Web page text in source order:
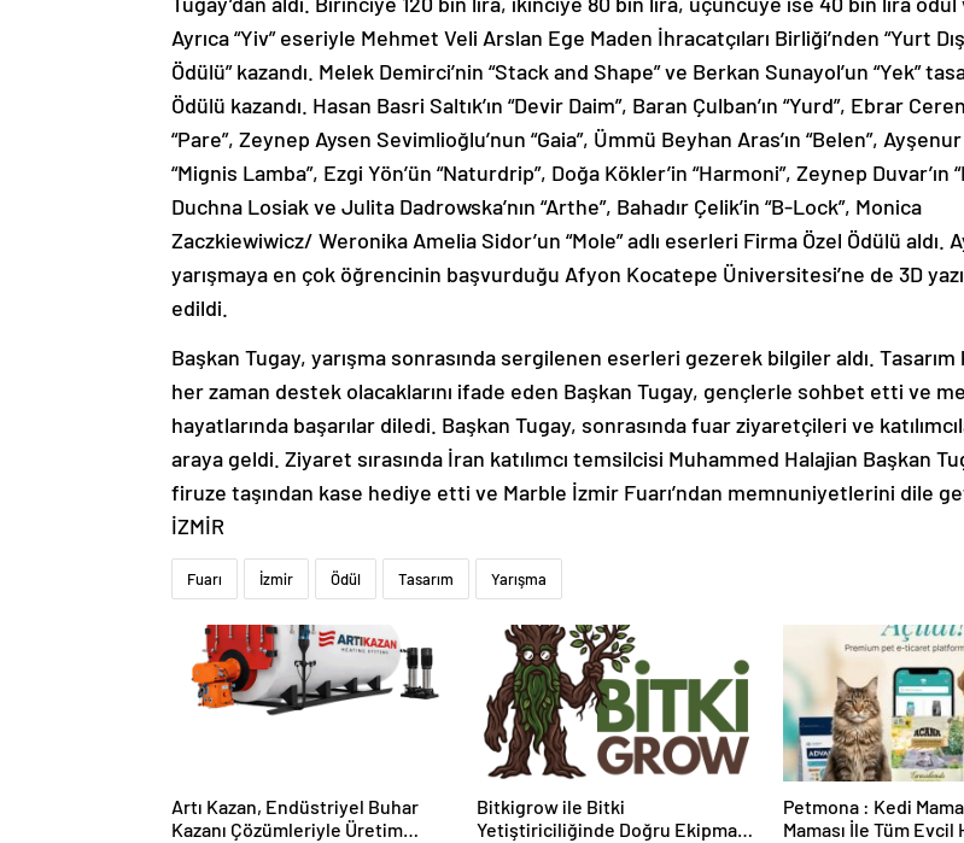
Ayrıca “Yiv” eseriyle Mehmet Veli Arslan Ege Maden İhracatçıları Birliği’nden “Yurt
Ödülü” kazandı. Melek Demirci’nin “Stack and Shape” ve Berkan Sunayol’un “Yek”
Ödülü kazandı. Hasan Basri Saltık’ın “Devir Daim”, Baran Çulban’ın “Yurd”, Ebrar
“Pare”, Zeynep Aysen Sevimlioğlu’nun “Gaia”, Ümmü Beyhan Aras’ın “Belen”,
“Mignis Lamba”, Ezgi Yön’ün “Naturdrip”, Doğa Kökler’in “Harmoni”, Zeynep Duvar’ın
Duchna Losiak ve Julita Dadrowska’nın “Arthe”, Bahadır Çelik’in “B-Lock”, Monica
Zaczkiewiwicz/ Weronika Amelia Sidor’un “Mole” adlı eserleri Firma Özel Ödülü aldı.
yarışmaya en çok öğrencinin başvurduğu Afyon Kocatepe Üniversitesi’ne de 3D
edildi.
Başkan Tugay, yarışma sonrasında sergilenen eserleri gezerek bilgiler aldı.
her zaman destek olacaklarını ifade eden Başkan Tugay, gençlerle sohbet etti ve
hayatlarında başarılar diledi. Başkan Tugay, sonrasında fuar ziyaretçileri ve
araya geldi. Ziyaret sırasında İran katılımcı temsilcisi Muhammed Halajian Başkan
firuze taşından kase hediye etti ve Marble İzmir Fuarı’ndan memnuniyetlerini dile
İZMİR
Fuarı İzmir Ödül Tasarım Yarışma
Artı Kazan, Endüstriyel Buhar
Kazanı Çözümleriyle Üretim
Bitkigrow ile Bitki
Yetiştiriciliğinde Doğru Ekipman
Petmona : Kedi
Maması İle Tüm Evcil